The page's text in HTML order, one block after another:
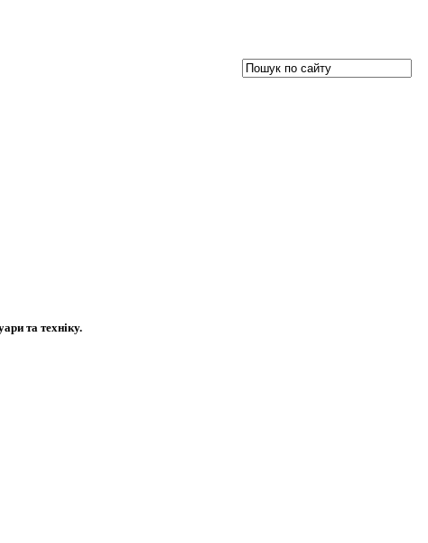
та техніку.